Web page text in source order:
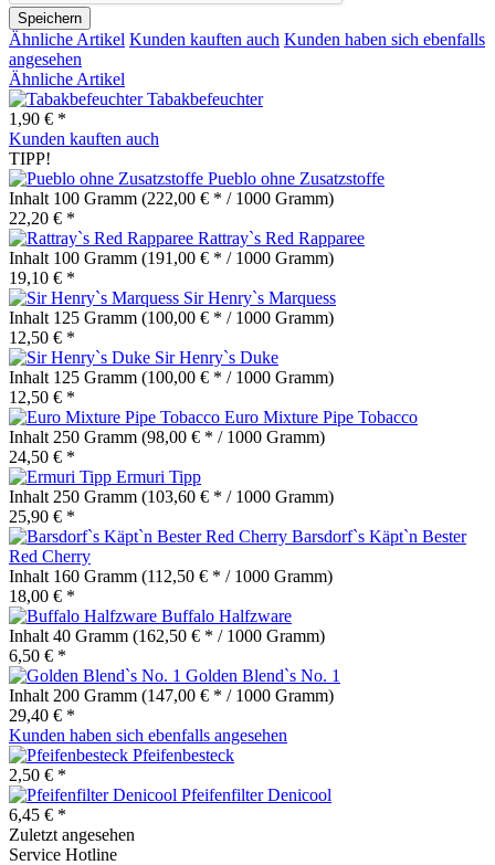
Speichern
Ähnliche Artikel Kunden kauften auch Kunden haben sich ebenfalls
angesehen
Ähnliche Artikel
Tabakbefeuchter
1,90 € *
Kunden kauften auch
TIPP!
Pueblo ohne Zusatzstoffe
Inhalt 100 Gramm (222,00 € * / 1000 Gramm)
22,20 € *
Rattray`s Red Rapparee
Inhalt 100 Gramm (191,00 € * / 1000 Gramm)
19,10 € *
Sir Henry`s Marquess
Inhalt 125 Gramm (100,00 € * / 1000 Gramm)
12,50 € *
Sir Henry`s Duke
Inhalt 125 Gramm (100,00 € * / 1000 Gramm)
12,50 € *
Euro Mixture Pipe Tobacco
Inhalt 250 Gramm (98,00 € * / 1000 Gramm)
24,50 € *
Ermuri Tipp
Inhalt 250 Gramm (103,60 € * / 1000 Gramm)
25,90 € *
Barsdorf`s Käpt`n Bester
Red Cherry
Inhalt 160 Gramm (112,50 € * / 1000 Gramm)
18,00 € *
Buffalo Halfzware
Inhalt 40 Gramm (162,50 € * / 1000 Gramm)
6,50 € *
Golden Blend`s No. 1
Inhalt 200 Gramm (147,00 € * / 1000 Gramm)
29,40 € *
Kunden haben sich ebenfalls angesehen
Pfeifenbesteck
2,50 € *
Pfeifenfilter Denicool
6,45 € *
Zuletzt angesehen
Service Hotline